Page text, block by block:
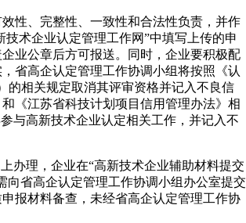
性、完整性、一致性和合法性负责，并作
术企业认定管理工作网”中填写上传的申
业公章后方可报送。同时，企业要积极配
省高企认定管理工作协调小组将按照《认
的相关规定取消其评审资格并记入不良信
《江苏省科技计划项目信用管理办法》相
与高新技术企业认定相关工作，并记入不
办理，企业在“高新技术企业辅助材料提交
向省高企认定管理工作协调小组办公室提交
报材料备查，未经省高企认定管理工作协